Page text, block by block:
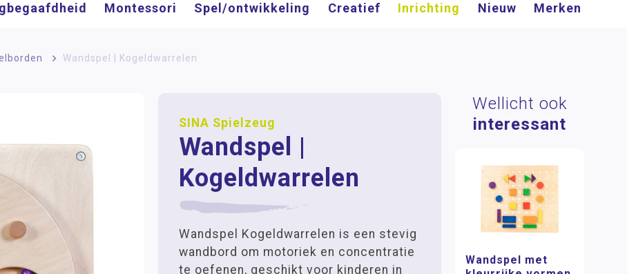
Montessori Spel/ontwikkeling Creatief Inrichting Nieuw Merken
> Wandspel | Kogeldwarrelen
SINA Spielzeug
Wandspel |
Kogeldwarrelen
Wandspel Kogeldwarrelen is een stevig
wandbord om motoriek en concentratie
te oefenen, geschikt voor kinderen in
Wellicht ook
interessant
Wandspel met